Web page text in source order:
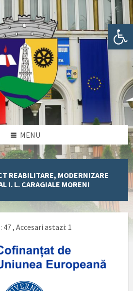
Deschide bara de unelte
MENU
REABILITARE, MODERNIZARE
I. L. CARAGIALE MORENI
47, Accesari astazi: 1